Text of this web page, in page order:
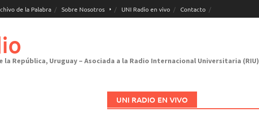
de la Palabra Sobre Nosotros UNI Radio en vivo Contacto
la República, Uruguay – Asociada a la Radio Internacional Universitaria (RIU)
UNI RADIO EN VIVO